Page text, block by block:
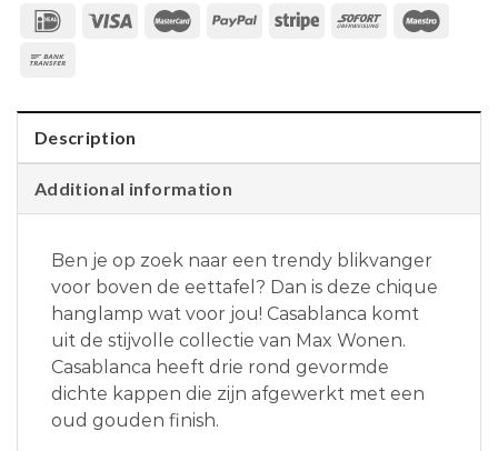
Description
Additional information
Ben je op zoek naar een trendy blikvanger
voor boven de eettafel? Dan is deze chique
hanglamp wat voor jou! Casablanca komt
uit de stijvolle collectie van Max Wonen.
Casablanca heeft drie rond gevormde
dichte kappen die zijn afgewerkt met een
oud gouden finish.